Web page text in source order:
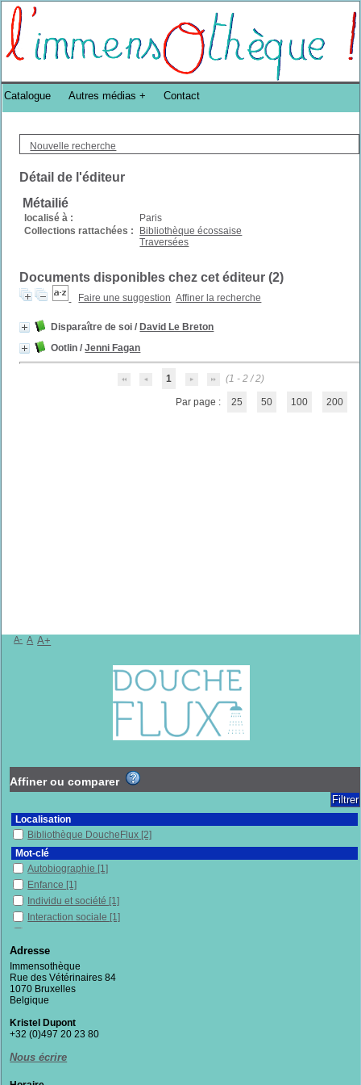
Bibliothèque DoucheFLUX Bibliotheek -->
Nouvelle recherche
Détail de l'éditeur
Métailié
localisé à :
Paris
Collections rattachées :
Bibliothèque écossaise
Traversées
Documents disponibles chez cet éditeur (2)
Faire une suggestion Affiner la recherche
Disparaître de soi / David Le Breton
Ootlin /Jenni Fagan
1 (1 - 2 / 2)
Par page : 25 50 100 200
Catalogue Autres médias Contact
A- A A+
Affiner ou comparer
Localisation
Bibliothèque DoucheFlux [2]
Mot-clé
Autobiographie [1]
Enfance [1]
Individu et société [1]
Interaction sociale [1]
Psychologie
Récit de vie
Service social[1]
Section
Fictions[1]
Adresse
Immensothèque
Rue des Vétérinaires 84
1070 Bruxelles
Belgique
Kristel Dupont
+32 (0)497 20 23 80
Nous écrire